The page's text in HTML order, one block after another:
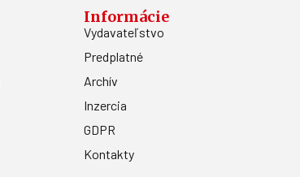
Informácie
Vydavateľstvo
Predplatné
Archív
Inzercia
GDPR
Kontakty